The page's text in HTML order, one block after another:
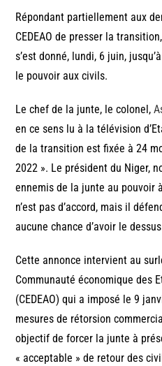
Répondant partiellement aux
CEDEAO de presser la
s’est donné, lundi, 6 juin,
le pouvoir aux civils.
Le chef de la junte, le colonel,
en ce sens lu à la télévision
de la transition est fixée à 24
2022 ». Le président du Niger,
ennemis de la junte au pouvoir
n’est pas d’accord, mais il
aucune chance d’avoir le
Cette annonce intervient au
Communauté économique des
(CEDEAO) qui a imposé le 9
mesures de rétorsion
objectif de forcer la junte à
« acceptable » de retour des